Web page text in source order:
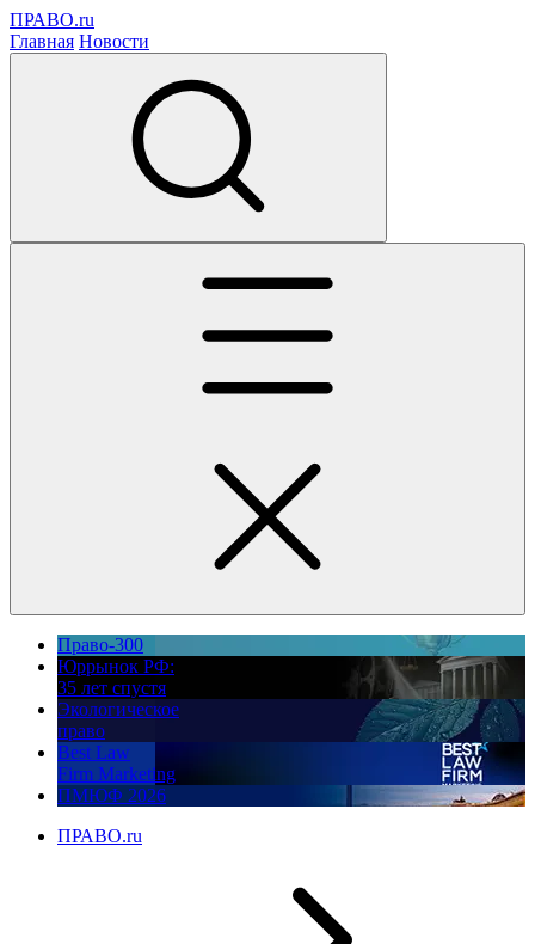
ПРАВО.ru
Главная Новости
Право-300
Юррынок РФ:
35 лет спустя
Экологическое
право
Best Law
Firm Marketing
ПМЮФ 2026
ПРАВО.ru